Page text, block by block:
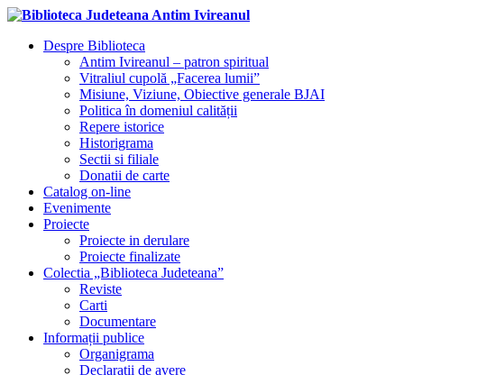
Despre Biblioteca
Antim Ivireanul – patron spiritual
Vitraliul cupolă „Facerea lumii”
Misiune, Viziune, Obiective generale BJAI
Politica în domeniul calității
Repere istorice
Historigrama
Sectii si filiale
Donatii de carte
Catalog on-line
Evenimente
Proiecte
Proiecte in derulare
Proiecte finalizate
Colectia „Biblioteca Judeteana”
Reviste
Carti
Documentare
Informații publice
Organigrama
Declaratii de avere